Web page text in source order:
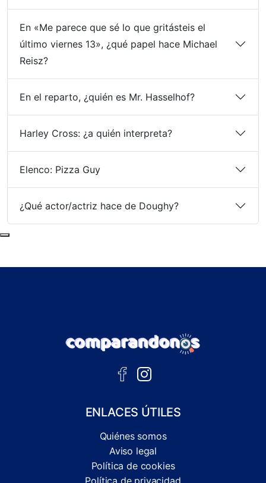
En «Me parece que sé lo que gritásteis el
último viernes 13», ¿qué papel hace Michael
Reisz?
En el reparto, ¿quién es Mr. Hasselhof?
Harley Cross: ¿a quién interpreta?
Elenco: Pizza Guy
¿Qué actor/actriz hace de Doughy?
ENLACES ÚTILES
Quiénes somos
Aviso legal
Política de cookies
Política de privacidad